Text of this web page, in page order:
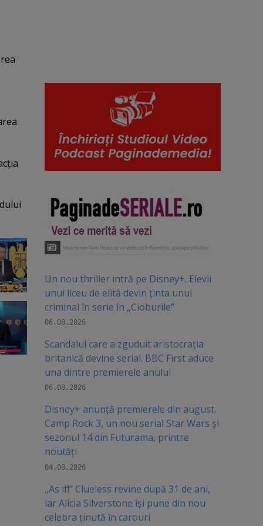
Un nou thriller intră pe Disney+. Elevii
unui liceu de elită devin ținta unui
criminal în serie în „Cioburile”
06.08.2026
Scandalul care a zguduit aristocrația
britanică devine serial. BBC First aduce
una dintre premierele anului
06.08.2026
Disney+ anunță premierele din august.
Camp Rock 3, un nou serial Star Wars și
sezonul 14 din Futurama, printre
noutăți
04.08.2026
„As if!” Clueless revine după 31 de ani,
iar Alicia Silverstone își pune din nou
celebra ținută în carouri